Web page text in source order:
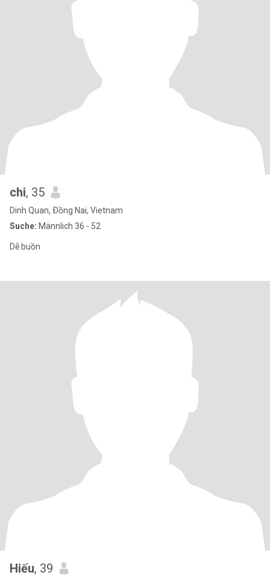
chi, 35
Dinh Quan, Ðồng Nai, Vietnam
Suche: Männlich 36 - 52
Dễ buồn
Hiếu, 39